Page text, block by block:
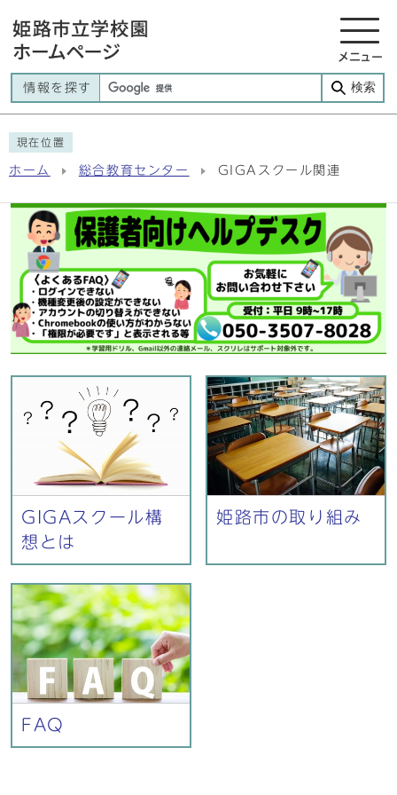
メニュー
情報を探す 検索
現在位置
ホーム 総合教育センター GIGAスクール関連
GIGAスクール構
想とは
姫路市の取り組み
FAQ